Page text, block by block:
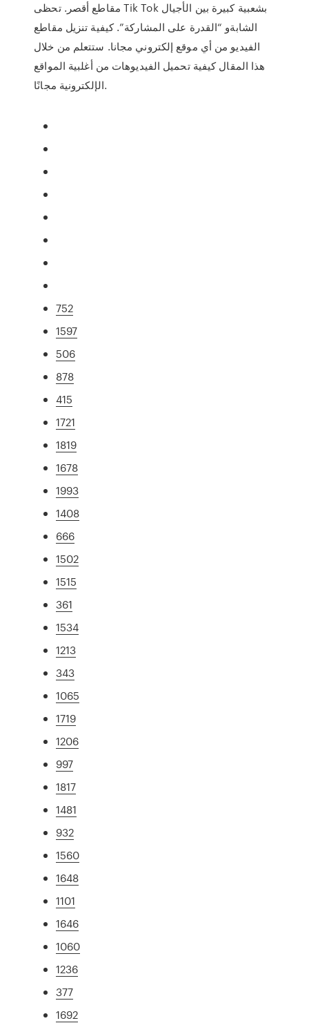
مقاطع أقصر. تحظى Tik Tok بشعبية كبيرة بين الأجيال
الشابةو “القدرة على المشاركة”. كيفية تنزيل مقاطع
الفيديو من أي موقع إلكتروني مجانا. ستتعلم من خلال
هذا المقال كيفية تحميل الفيديوهات من أغلبية المواقع
الإلكترونية مجانًا.
752
1597
506
878
415
1721
1819
1678
1993
1408
666
1502
1515
361
1534
1213
343
1065
1719
1206
997
1817
1481
932
1560
1648
1101
1646
1060
1236
377
1692